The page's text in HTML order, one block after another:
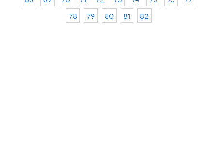
78
79 80 81 82